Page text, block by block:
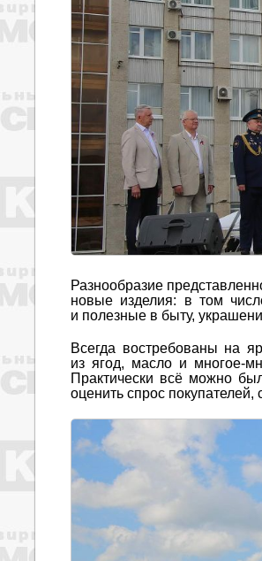
Разнообразие
новые изделия: в том
и полезные в быту,
Всегда востребованы на
из ягод, масло и многое-
Практически всё можно
оценить спрос